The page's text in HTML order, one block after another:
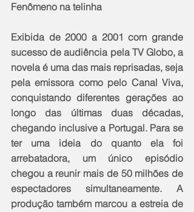
Fenômeno na telinha
Exibida de 2000 a 2001 com grande
sucesso de audiência pela TV Globo, a
novela é uma das mais reprisadas, seja
pela emissora como pelo Canal Viva,
conquistando diferentes gerações ao
longo das últimas duas décadas,
chegando inclusive a Portugal. Para se
ter uma ideia do quanto ela foi
arrebatadora, um único episódio
chegou a reunir mais de 50 milhões de
espectadores simultaneamente. A
produção também marcou a estreia de